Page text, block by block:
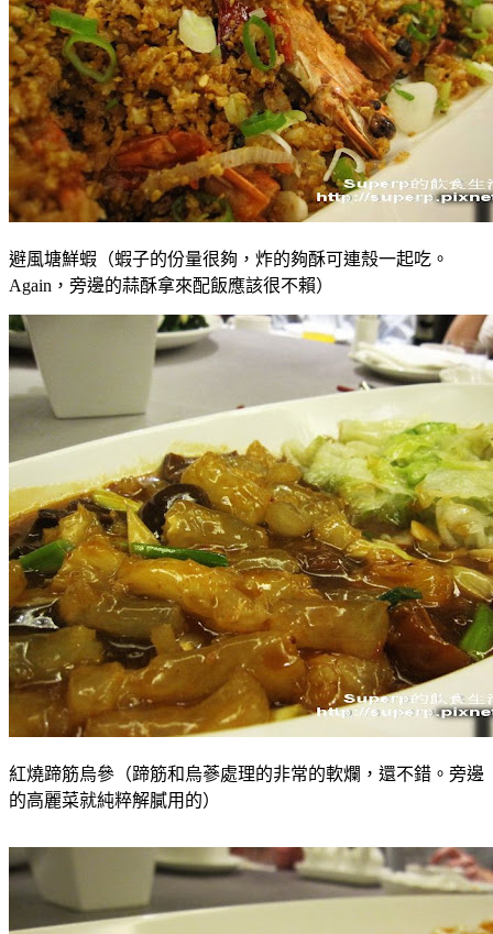
避風塘鮮蝦（蝦子的份量很夠，炸的夠酥可連殼一起吃。
Again，旁邊的蒜酥拿來配飯應該很不賴）
紅燒蹄筋烏參（蹄筋和烏蔘處理的非常的軟爛，還不錯。旁邊
的高麗菜就純粹解膩用的）